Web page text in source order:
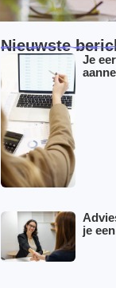
Nieuwste
Je
je